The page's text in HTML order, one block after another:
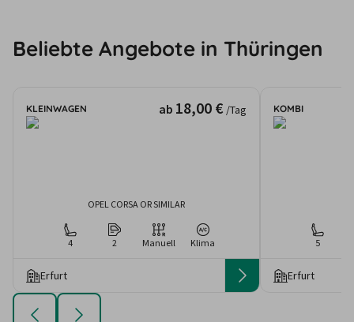
Beliebte Angebote in Thüringen
KLEINWAGEN ab 18,00 € /Tag
OPEL CORSA OR SIMILAR
4 2 Manuell Klima
Erfurt
KOMBI
5
Erfurt